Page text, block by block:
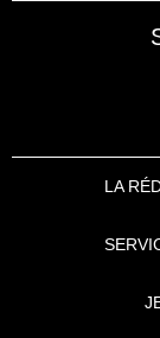
LA